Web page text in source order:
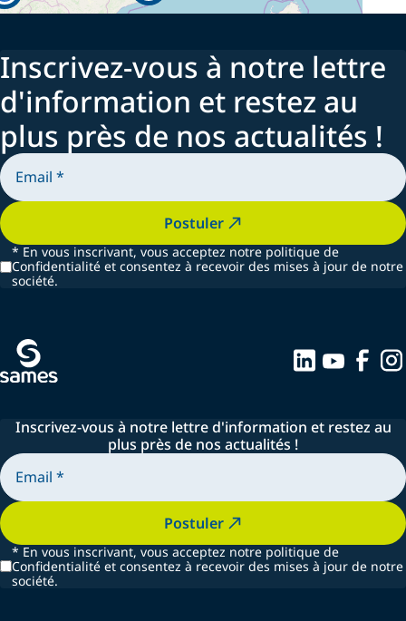
Inscrivez-vous à notre lettre
d'information et restez au
plus près de nos actualités !
Postuler
* En vous inscrivant, vous acceptez notre politique de
Confidentialité et consentez à recevoir des mises à jour de notre
société.
Inscrivez-vous à notre lettre d'information et restez au
plus près de nos actualités !
Postuler
* En vous inscrivant, vous acceptez notre politique de
Confidentialité et consentez à recevoir des mises à jour de notre
société.